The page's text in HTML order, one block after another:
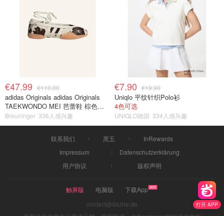
打开 APP
€47.99 €110.00
adidas Originals adidas Originals
TAEKWONDO MEI 芭蕾鞋 棕色米
色
Breuninger 336人感兴趣
€7.90 €19.90
Uniqlo 平纹针织Polo衫
4色可选
UNIQLO德国 334人感兴趣
联系我们 黑五
InRewards
Impressum
Datenschutzerklärung
用户协议
版权声明
触屏版 电脑版
下载App
contact@dazhe.de